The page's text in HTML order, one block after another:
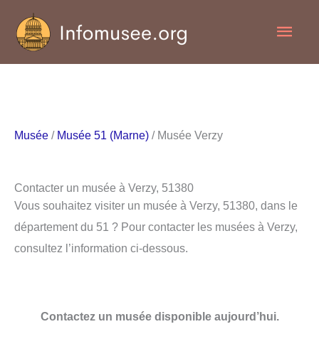
contenu
Musée / Musée 51 (Marne) / Musée Verzy
Contacter un musée à Verzy, 51380
Vous souhaitez visiter un musée à Verzy, 51380, dans le
département du 51 ? Pour contacter les musées à Verzy,
consultez l’information ci-dessous.
Contactez un musée disponible aujourd’hui.